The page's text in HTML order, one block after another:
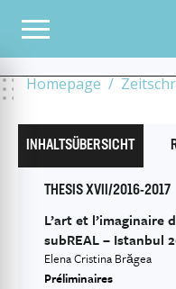
Homepage
ALLE HEFTE
INHALTSÜBERSICHT
THESIS XVII/2016-2017
L’art et l’imaginaire
subREAL – Istanbul
Elena Cristina Brăgea
Préliminaires